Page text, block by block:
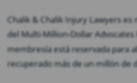
Chalik & Chalik Injury Lawyers
del Multi-Million-Dollar Advocates
membresía está reservada para
recuperado más de un millón de